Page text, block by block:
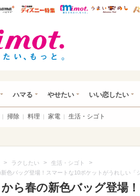
あ総研ハピママ* ウレぴあ総研 ディズニ
mimot.
ハマる やせたい いい恋したい
掃除 料理 家電 生活・シゴト
> ラクしたい > 生活・シゴト >
新色バッグ登場！スマートな10ポケットがうれしい「
から春の新色バッグ登場